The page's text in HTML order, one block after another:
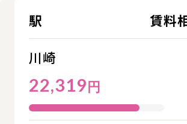
駅
賃料
川崎
22,319 円